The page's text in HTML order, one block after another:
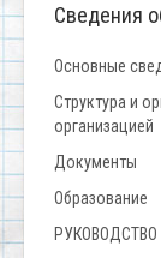
Сведения
Основные
Структура и
организацией
Документы
Образование
РУКОВОДСТВО